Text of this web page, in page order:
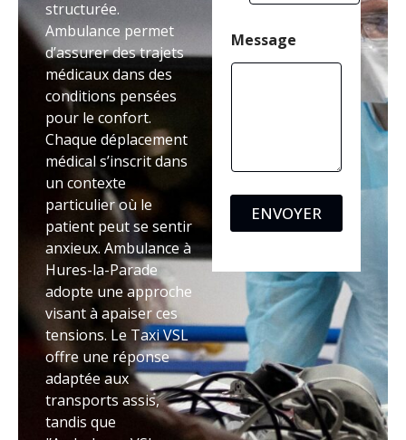
structurée.
Ambulance permet
d’assurer des trajets
médicaux dans des
conditions pensées
pour le confort.
Chaque déplacement
médical s’inscrit dans
un contexte
particulier où le
patient peut se sentir
anxieux. Ambulance à
Hures-la-Parade
adopte une approche
visant à apaiser ces
tensions. Le Taxi VSL
offre une réponse
adaptée aux
transports assis,
tandis que
Message
ENVOYER